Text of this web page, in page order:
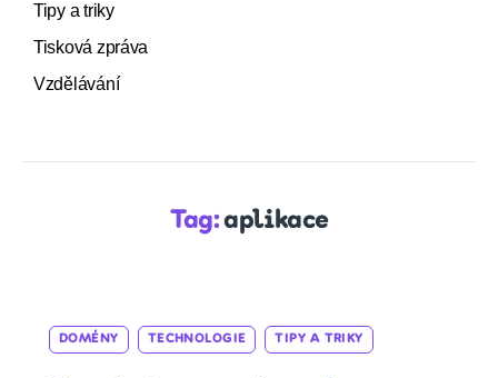
Tipy a triky
Tisková zpráva
Vzdělávání
Tag:aplikace
Categories
DOMÉNY TECHNOLOGIE TIPY A TRIKY